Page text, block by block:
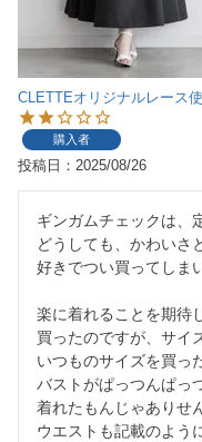
CLETTEオリジナルレース
購入者
投稿日 2025/08/26
ギンガムチェックは、
どうしても、かわいさ
好きでつい買ってしま
楽に着れることを期待
買ったのですが、サイ
いつものサイズを買っ
バストがぱっつんぱっ
着れたもんじゃありせ
ウエストも記載のよう